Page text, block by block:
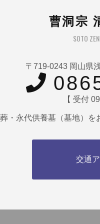
曹洞宗
SOTO
〒719-0243 岡山県
【 受付
・永代供養墓（墓地）を
交通